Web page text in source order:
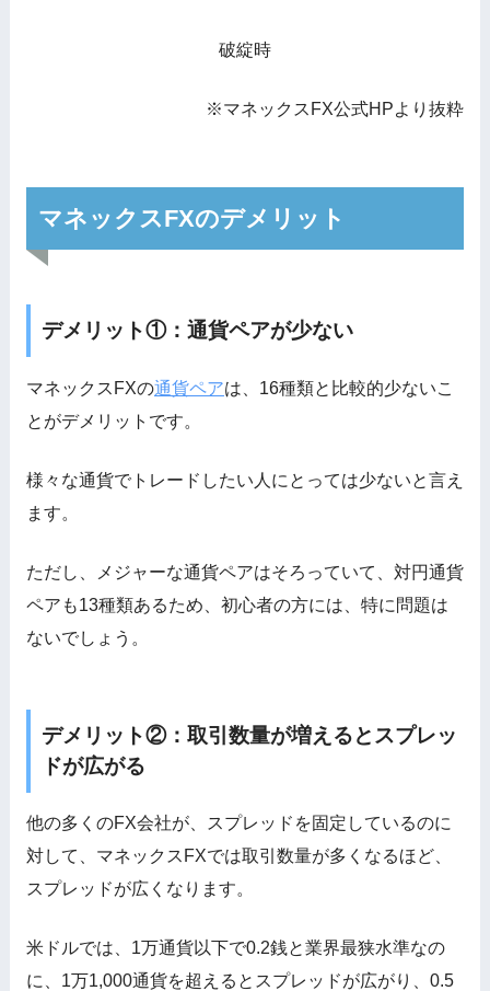
破綻時
※マネックスFX公式HPより抜粋
マネックスFXのデメリット
デメリット①：通貨ペアが少ない
マネックスFXの通貨ペアは、16種類と比較的少ないこ
とがデメリットです。
様々な通貨でトレードしたい人にとっては少ないと言え
ます。
ただし、メジャーな通貨ペアはそろっていて、対円通貨
ペアも13種類あるため、初心者の方には、特に問題は
ないでしょう。
デメリット②：取引数量が増えるとスプレッ
ドが広がる
他の多くのFX会社が、スプレッドを固定しているのに
対して、マネックスFXでは取引数量が多くなるほど、
スプレッドが広くなります。
米ドルでは、1万通貨以下で0.2銭と業界最狭水準なの
に、1万1,000通貨を超えるとスプレッドが広がり、0.5